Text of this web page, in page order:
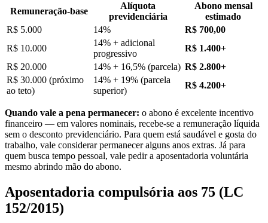
Remuneração-base
Alíquota
previdenciária
Abono mensal
estimado
R$ 5.000
14%
R$ 700,00
R$ 10.000
14% + adicional
progressivo
R$ 1.400+
R$ 20.000
14% + 16,5% (parcela) R$ 2.800+
R$ 30.000 (próximo
ao teto)
14% + 19% (parcela
superior)
R$ 4.200+
Quando vale a pena permanecer: o abono é excelente incentivo
financeiro — em valores nominais, recebe-se a remuneração líquida
sem o desconto previdenciário. Para quem está saudável e gosta do
trabalho, vale considerar permanecer alguns anos extras. Já para
quem busca tempo pessoal, vale pedir a aposentadoria voluntária
mesmo abrindo mão do abono.
Aposentadoria compulsória aos 75 (LC
152/2015)